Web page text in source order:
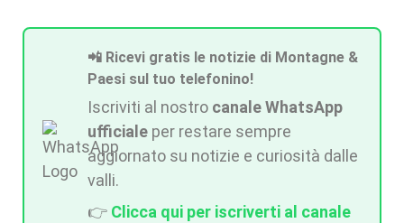
📲 Ricevi gratis le notizie di Montagne &
Paesi sul tuo telefonino!
Iscriviti al nostro canale WhatsApp
ufficiale per restare sempre
aggiornato su notizie e curiosità dalle
valli.
👉 Clicca qui per iscriverti al canale